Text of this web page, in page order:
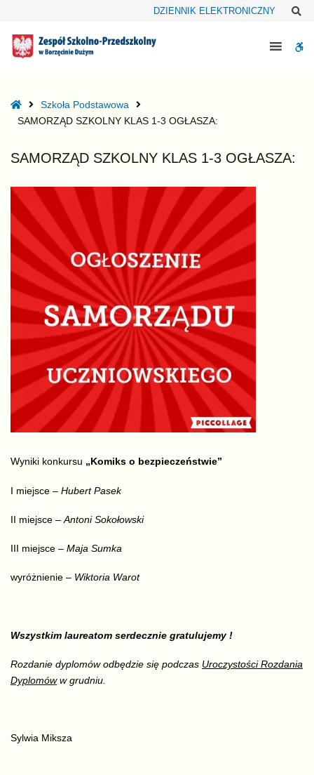
SZKOLNY
KLAS
OGŁASZA:
DZIENNIK ELEKTRONICZNY
HomeSzkoła Podstawowa
SAMORZĄD SZKOLNY KLAS 1-3 OGŁASZA:
SAMORZĄD SZKOLNY KLAS 1-3 OGŁASZA:
Wyniki konkursu „Komiks o bezpieczeństwie”
I miejsce – Hubert Pasek
II miejsce – Antoni Sokołowski
III miejsce – Maja Sumka
wyróżnienie – Wiktoria Warot
Wszystkim laureatom serdecznie gratulujemy !
Rozdanie dyplomów odbędzie się podczas Uroczystości Rozdania
Dyplomóww grudniu.
Sylwia Miksza